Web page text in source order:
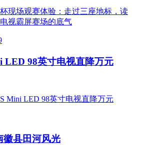
LED 98英寸电视直降万元
徽县田河风光